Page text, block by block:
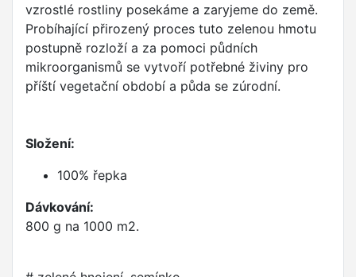
vzrostlé rostliny posekáme a zaryjeme do země.
Probíhající přirozený proces tuto zelenou hmotu
postupně rozloží a za pomoci půdních
mikroorganismů se vytvoří potřebné živiny pro
příští vegetační období a půda se zúrodní.
Složení:
100% řepka
Dávkování:
800 g na 1000 m2.